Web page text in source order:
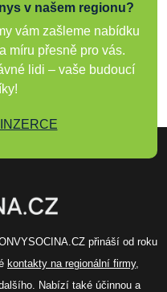
v našem regionu?
vám zašleme nabídku
míru přesně pro vás.
lidi – vaše budoucí
přináší od roku
kontakty na regionální firmy,
Nabízí také účinnou a